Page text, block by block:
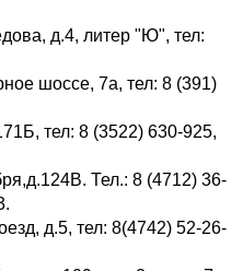
д.4, литер "Ю", тел:
шоссе, 7а, тел: 8 (391)
тел: 8 (3522) 630-925,
Тел.: 8 (4712) 36-
д.5, тел: 8(4742) 52-26-